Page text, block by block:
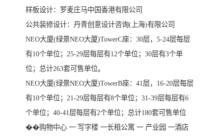
样板设计：罗麦庄马中国香港有限公司
公共装修设计：丹青创意设计咨询(上海)有限公司
NEO大厦(绿景NEO大厦)TowerC座：30层，5-24层每层
有10个单位；25-29层每层有12个单位；30层有3个单
位；总计263套可售单位。
NEO大厦(绿景NEO大厦)TowerB座：41层，16-20层每层
有10个单位；21-29层每层有8个单位；31-39层每层有6
个单位；40-41层每层有2个单位；总计180套可售单位
��购物中心 一 写字楼 一长租公寓 一 产业园 一酒店